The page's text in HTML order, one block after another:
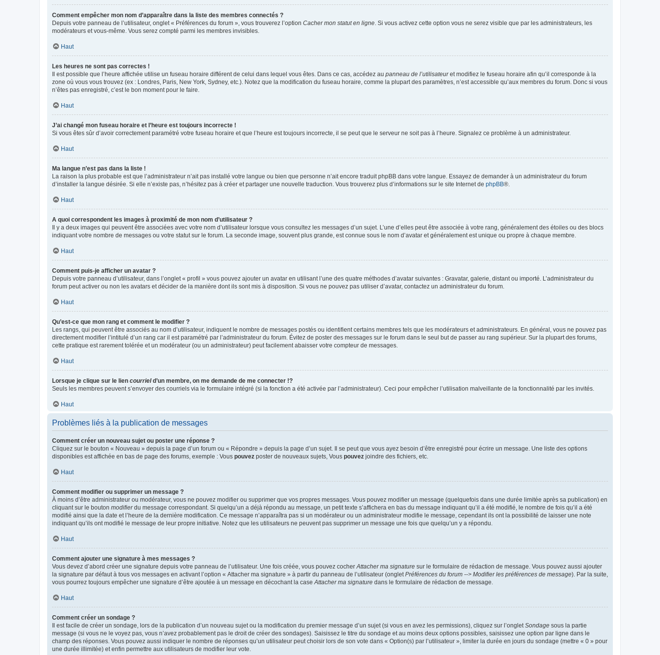
Comment empêcher mon nom d’apparaître dans la liste des membres connectés ?
Depuis votre panneau de l’utilisateur, onglet « Préférences du forum », vous trouverez l’option Cacher mon statut en ligne . Si vous activez cette option vous ne serez visible que par les administrateurs, les
modérateurs et vous-même. Vous serez compté parmi les membres invisibles.
Haut
Les heures ne sont pas correctes !
Il est possible que l’heure affichée utilise un fuseau horaire différent de celui dans lequel vous êtes. Dans ce cas, accédez au panneau de l’utilisateuret modifiez le fuseau horaire afin qu’il corresponde à la
zone où vous vous trouvez (ex : Londres, Paris, New York, Sydney, etc.). Notez que la modification du fuseau horaire, comme la plupart des paramètres, n’est accessible qu’aux membres du forum. Donc si vous
n’êtes pas enregistré, c’est le bon moment pour le faire.
Haut
J’ai changé mon fuseau horaire et l’heure est toujours incorrecte !
Si vous êtes sûr d’avoir correctement paramétré votre fuseau horaire et que l’heure est toujours incorrecte, il se peut que le serveur ne soit pas à l’heure. Signalez ce problème à un administrateur.
Haut
Ma langue n’est pas dans la liste !
La raison la plus probable est que l’administrateur n’ait pas installé votre langue ou bien que personne n’ait encore traduit phpBB dans votre langue. Essayez de demander à un administrateur du forum
d’installer la langue désirée. Si elle n’existe pas, n’hésitez pas à créer et partager une nouvelle traduction. Vous trouverez plus d’informations sur le site Internet de phpBB®.
Haut
A quoi correspondent les images à proximité de mon nom d’utilisateur ?
Il y a deux images qui peuvent être associées avec votre nom d’utilisateur lorsque vous consultez les messages d’un sujet. L’une d’elles peut être associée à votre rang, généralement des étoiles ou des blocs
indiquant votre nombre de messages ou votre statut sur le forum. La seconde image, souvent plus grande, est connue sous le nom d’avatar et généralement est unique ou propre à chaque membre.
Haut
Comment puis-je afficher un avatar ?
Depuis votre panneau d’utilisateur, dans l’onglet « profil » vous pouvez ajouter un avatar en utilisant l’une des quatre méthodes d’avatar suivantes : Gravatar, galerie, distant ou importé. L’administrateur du
forum peut activer ou non les avatars et décider de la manière dont ils sont mis à disposition. Si vous ne pouvez pas utiliser d’avatar, contactez un administrateur du forum.
Haut
Qu’est-ce que mon rang et comment le modifier ?
Les rangs, qui peuvent être associés au nom d’utilisateur, indiquent le nombre de messages postés ou identifient certains membres tels que les modérateurs et administrateurs. En général, vous ne pouvez pas
directement modifier l’intitulé d’un rang car il est paramétré par l’administrateur du forum. Évitez de poster des messages sur le forum dans le seul but de passer au rang supérieur. Sur la plupart des forums,
cette pratique est rarement tolérée et un modérateur (ou un administrateur) peut facilement abaisser votre compteur de messages.
Haut
Lorsque je clique sur le lien courrield’un membre, on me demande de me connecter !?
Seuls les membres peuvent s’envoyer des courriels via le formulaire intégré (si la fonction a été activée par l’administrateur). Ceci pour empêcher l’utilisation malveillante de la fonctionnalité par les invités.
Haut
Problèmes liés à la publication de messages
Comment créer un nouveau sujet ou poster une réponse ?
Cliquez sur le bouton « Nouveau » depuis la page d’un forum ou « Répondre » depuis la page d’un sujet. Il se peut que vous ayez besoin d’être enregistré pour écrire un message. Une liste des options
disponibles est affichée en bas de page des forums, exemple : Vous pouvez poster de nouveaux sujets, Vous pouvez joindre des fichiers, etc.
Haut
Comment modifier ou supprimer un message ?
À moins d’être administrateur ou modérateur, vous ne pouvez modifier ou supprimer que vos propres messages. Vous pouvez modifier un message (quelquefois dans une durée limitée après sa publication) en
cliquant sur le bouton modifierdu message correspondant. Si quelqu’un a déjà répondu au message, un petit texte s’affichera en bas du message indiquant qu’il a été modifié, le nombre de fois qu’il a été
modifié ainsi que la date et l’heure de la dernière modification. Ce message n’apparaîtra pas si un modérateur ou un administrateur modifie le message, cependant ils ont la possibilité de laisser une note
indiquant qu’ils ont modifié le message de leur propre initiative. Notez que les utilisateurs ne peuvent pas supprimer un message une fois que quelqu’un y a répondu.
Haut
Comment ajouter une signature à mes messages ?
Vous devez d’abord créer une signature depuis votre panneau de l’utilisateur. Une fois créée, vous pouvez cocher Attacher ma signature sur le formulaire de rédaction de message. Vous pouvez aussi ajouter
la signature par défaut à tous vos messages en activant l’option « Attacher ma signature » à partir du panneau de l’utilisateur (onglet Préférences du forum --> Modifier les préférences de message). Par la suite,
vous pourrez toujours empêcher une signature d’être ajoutée à un message en décochant la case Attacher ma signature dans le formulaire de rédaction de message.
Haut
Comment créer un sondage ?
Il est facile de créer un sondage, lors de la publication d’un nouveau sujet ou la modification du premier message d’un sujet (si vous en avez les permissions), cliquez sur l’onglet Sondage sous la partie
message (si vous ne le voyez pas, vous n’avez probablement pas le droit de créer des sondages). Saisissez le titre du sondage et au moins deux options possibles, saisissez une option par ligne dans le
champ des réponses. Vous pouvez aussi indiquer le nombre de réponses qu’un utilisateur peut choisir lors de son vote dans « Option(s) par l’utilisateur », limiter la durée en jours du sondage (mettre « 0 » pour
une durée illimitée) et enfin permettre aux utilisateurs de modifier leur vote.